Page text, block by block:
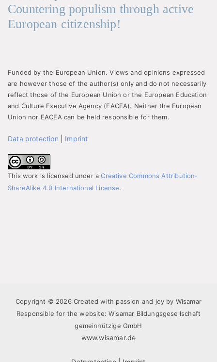
Countering populism through active
European citizenship!
Funded by the European Union. Views and opinions expressed
are however those of the author(s) only and do not necessarily
reflect those of the European Union or the European Education
and Culture Executive Agency (EACEA). Neither the European
Union nor EACEA can be held responsible for them.
Data protection Imprint
This work is licensed under aCreative Commons Attribution-
ShareAlike 4.0 International License.
Copyright © 2026 Created with passion and joy by Wisamar
Responsible for the website: Wisamar Bildungsgesellschaft
gemeinnützige GmbH
www.wisamar.de